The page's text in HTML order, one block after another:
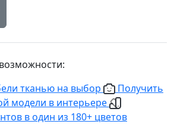
тканью на выбор
Получить
модели в интерьере
в один из 180+ цветов